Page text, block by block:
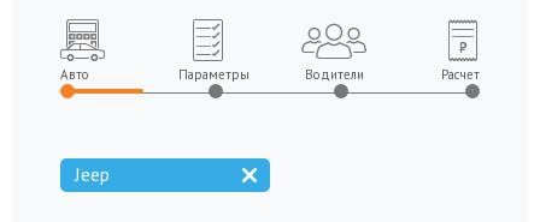
Авто Параметры Водители Расчет
Jeep